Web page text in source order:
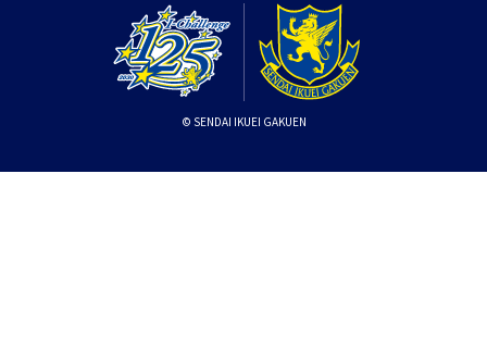
© SENDAI IKUEI GAKUEN